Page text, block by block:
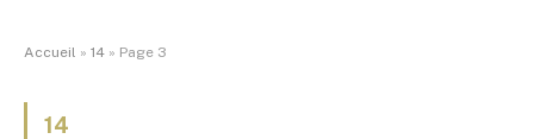
Accueil » 14 » Page 3
14